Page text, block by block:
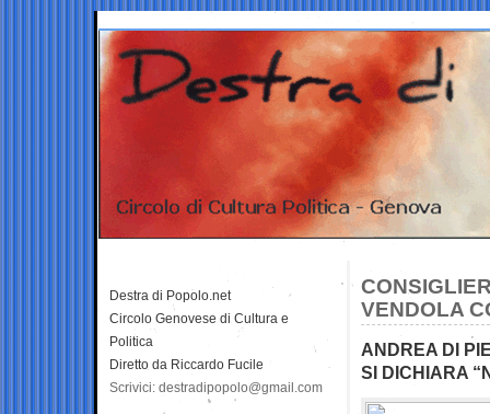
VENDOLA
ANDREA DI
SI DICHIARA
Destra di Popolo.net
Circolo Genovese di Cultura e
Politica
Diretto da Riccardo Fucile
Scrivici: destradipopolo@gmail.com